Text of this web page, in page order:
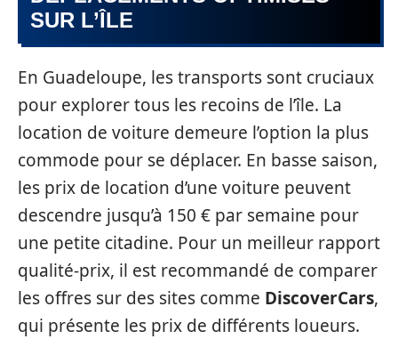
SUR L’ÎLE
En Guadeloupe, les transports sont cruciaux
pour explorer tous les recoins de l’île. La
location de voiture demeure l’option la plus
commode pour se déplacer. En basse saison,
les prix de location d’une voiture peuvent
descendre jusqu’à 150 € par semaine pour
une petite citadine. Pour un meilleur rapport
qualité-prix, il est recommandé de comparer
les offres sur des sites comme DiscoverCars,
qui présente les prix de différents loueurs.